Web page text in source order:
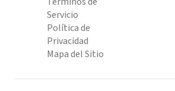
Servicio
Política de
Privacidad
Mapa del Sitio